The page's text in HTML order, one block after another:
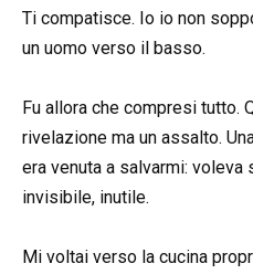
Ti compatisce. Io io non
un uomo verso il basso.
Fu allora che compresi tutto.
rivelazione ma un assalto.
era venuta a salvarmi:
invisibile, inutile.
Mi voltai verso la cucina